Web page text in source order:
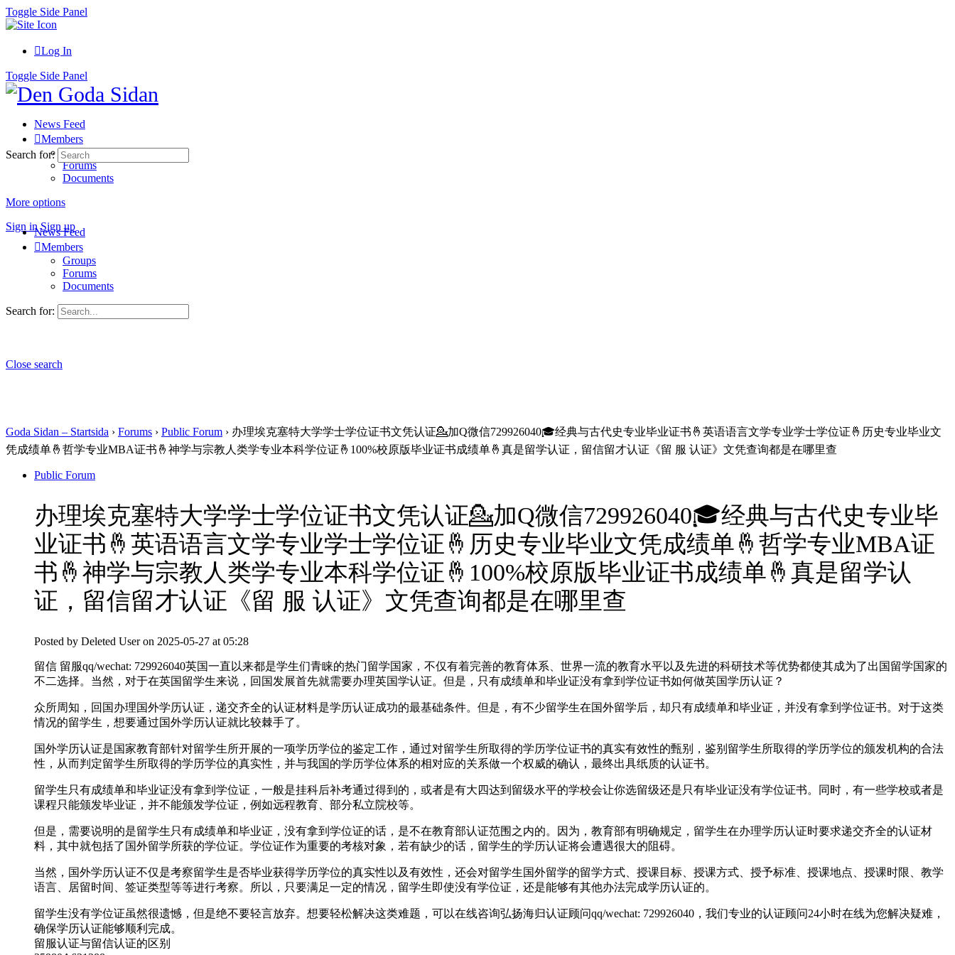
Toggle Side Panel
Log In
Toggle Side Panel
News Feed
Members
Groups
Forums
Documents
More options
Sign in Sign up
Search for:
News Feed
Members
Groups
Forums
Documents
Search for:
Close search
Goda Sidan – Startsida › Forums › Public Forum › 办理埃克塞特大学学士学位证书文凭认证💁加Q微信729926040🎓经典与古代史专业毕业证书🤞英语语言文学专业学士学位证🤞历史专业毕业文
凭成绩单🤞哲学专业MBA证书🤞神学与宗教人类学专业本科学位证🤞100%校原版毕业证书成绩单🤞真是留学认证，留信留才认证《留 服 认证》文凭查询都是在哪里查
Public Forum
办理埃克塞特大学学士学位证书文凭认证💁加Q微信729926040🎓经典与古代史专业毕
业证书🤞英语语言文学专业学士学位证🤞历史专业毕业文凭成绩单🤞哲学专业MBA证
书🤞神学与宗教人类学专业本科学位证🤞100%校原版毕业证书成绩单🤞真是留学认
证，留信留才认证《留 服 认证》文凭查询都是在哪里查
Posted by Deleted User on 2025-05-27 at 05:28
留信 留服qq/wechat: 729926040英国一直以来都是学生们青睐的热门留学国家，不仅有着完善的教育体系、世界一流的教育水平以及先进的科研技术等优势都使其成为了出国留学国家的
不二选择。当然，对于在英国留学生来说，回国发展首先就需要办理英国学认证。但是，只有成绩单和毕业证没有拿到学位证书如何做英国学历认证？
众所周知，回国办理国外学历认证，递交齐全的认证材料是学历认证成功的最基础条件。但是，有不少留学生在国外留学后，却只有成绩单和毕业证，并没有拿到学位证书。对于这类
情况的留学生，想要通过国外学历认证就比较棘手了。
国外学历认证是国家教育部针对留学生所开展的一项学历学位的鉴定工作，通过对留学生所取得的学历学位证书的真实有效性的甄别，鉴别留学生所取得的学历学位的颁发机构的合法
性，从而判定留学生所取得的学历学位的真实性，并与我国的学历学位体系的相对应的关系做一个权威的确认，最终出具纸质的认证书。
留学生只有成绩单和毕业证没有拿到学位证，一般是挂科后补考通过得到的，或者是有大四达到留级水平的学校会让你选留级还是只有毕业证没有学位证书。同时，有一些学校或者是
课程只能颁发毕业证，并不能颁发学位证，例如远程教育、部分私立院校等。
但是，需要说明的是留学生只有成绩单和毕业证，没有拿到学位证的话，是不在教育部认证范围之内的。因为，教育部有明确规定，留学生在办理学历认证时要求递交齐全的认证材
料，其中就包括了国外留学所获的学位证。学位证作为重要的考核对象，若有缺少的话，留学生的学历认证将会遭遇很大的阻碍。
当然，国外学历认证不仅是考察留学生是否毕业获得学历学位的真实性以及有效性，还会对留学生国外留学的留学方式、授课目标、授课方式、授予标准、授课地点、授课时限、教学
语言、居留时间、签证类型等等进行考察。所以，只要满足一定的情况，留学生即使没有学位证，还是能够有其他办法完成学历认证的。
留学生没有学位证虽然很遗憾，但是绝不要轻言放弃。想要轻松解决这类难题，可以在线咨询弘扬海归认证顾问qq/wechat: 729926040，我们专业的认证顾问24小时在线为您解决疑难，
确保学历认证能够顺利完成。
留服认证与留信认证的区别